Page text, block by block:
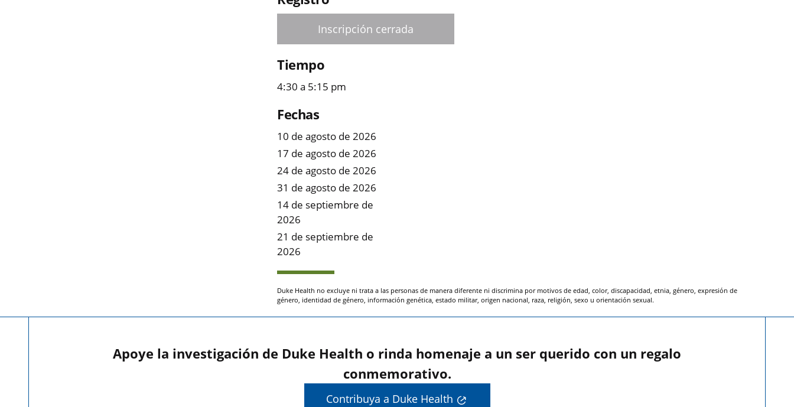
Inscripción cerrada
Tiempo
4:30 a 5:15 pm
Fechas
10 de agosto de 2026
17 de agosto de 2026
24 de agosto de 2026
31 de agosto de 2026
14 de septiembre de
2026
21 de septiembre de
2026
Duke Health no excluye ni trata a las personas de manera diferente ni discrimina por motivos de edad, color, discapacidad, etnia, género, expresión de
género, identidad de género, información genética, estado militar, origen nacional, raza, religión, sexo u orientación sexual.
Apoye la investigación de Duke Health o rinda homenaje a un ser querido con un regalo
conmemorativo.
Contribuya a Duke Health